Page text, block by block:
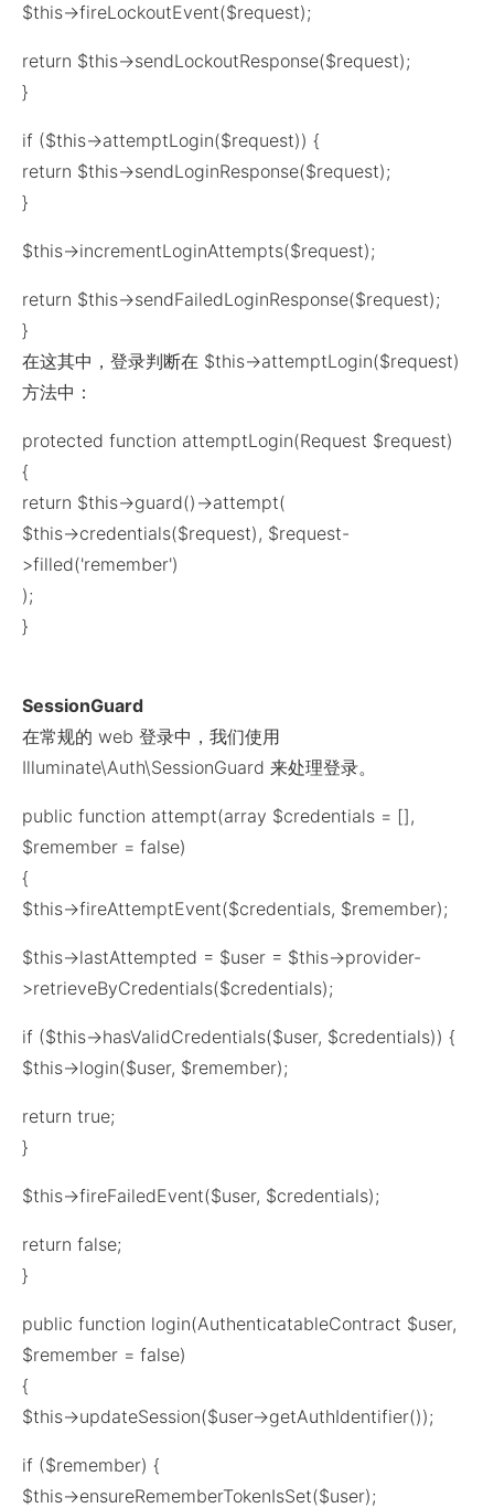
$this->fireLockoutEvent($request);
return $this->sendLockoutResponse($request);
}
if ($this->attemptLogin($request)) {
return $this->sendLoginResponse($request);
}
$this->incrementLoginAttempts($request);
return $this->sendFailedLoginResponse($request);
}
在这其中，登录判断在 $this->attemptLogin($request)
方法中：
protected function attemptLogin(Request $request)
{
return $this->guard()->attempt(
$this->credentials($request), $request-
>filled('remember')
);
}
SessionGuard
在常规的 web 登录中，我们使用
Illuminate\Auth\SessionGuard 来处理登录。
public function attempt(array $credentials = [],
$remember = false)
{
$this->fireAttemptEvent($credentials, $remember);
$this->lastAttempted = $user = $this->provider-
>retrieveByCredentials($credentials);
if ($this->hasValidCredentials($user, $credentials)) {
$this->login($user, $remember);
return true;
}
$this->fireFailedEvent($user, $credentials);
return false;
}
public function login(AuthenticatableContract $user,
$remember = false)
{
$this->updateSession($user->getAuthIdentifier());
if ($remember) {
$this->ensureRememberTokenIsSet($user);